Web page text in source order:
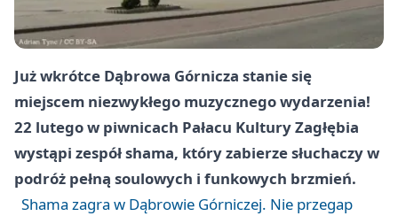
Już wkrótce Dąbrowa Górnicza stanie się
miejscem niezwykłego muzycznego wydarzenia!
22 lutego w piwnicach Pałacu Kultury Zagłębia
wystąpi zespół shama, który zabierze słuchaczy w
podróż pełną soulowych i funkowych brzmień.
Shama zagra w Dąbrowie Górniczej. Nie przegap